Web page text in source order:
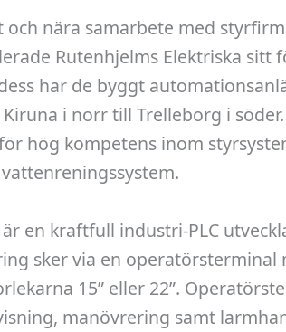
nära samarbete med
Rutenhjelms Elektriska sitt
har de byggt
i norr till Trelleborg i
hög kompetens inom
är en kraftfull industri-PLC
sker via en operatörsterminal
15” eller 22”.
manövrering samt